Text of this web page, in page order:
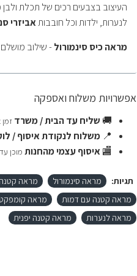
אפשרויות משלוח ואספקה
🚚 שליח עד הבית / משרד זמן
📍 משלוח לנקודת איסוף /
🏬איסוף עצמי מהחנות מוכן עד 2 ימי עסקים
העיצוב בצבעים רכים של תכלת
לנערות, ילדות וכל חובבותאביזרי
מראה כיס סינמורול- שילוב מושלם
תגיות: מראה סינמורול מראה קטנה
מראה קטנה עם דמות
מראה
מראה לנערות
מראה קטנה יפנית